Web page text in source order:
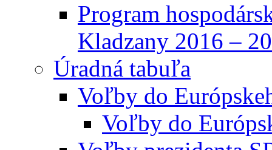
Program
Kladzany 2016 –
Úradná tabuľa
Voľby do
Voľby do